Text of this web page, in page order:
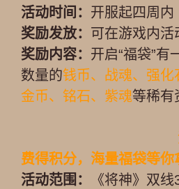
活动时间： 开服起四周内
奖励发放： 可在游戏内活
奖励内容： 开启“福袋”有
数量的钱币、战魂、强化
金币、铭石、紫魂等稀有
费得积分，海量福袋等你
活动范围：
《将神》双线